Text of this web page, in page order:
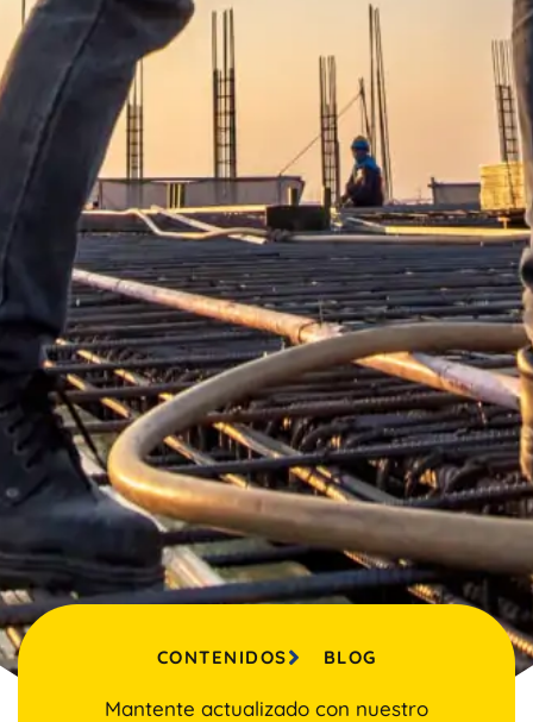
CONTENIDOS BLOG
Mantente actualizado con nuestro